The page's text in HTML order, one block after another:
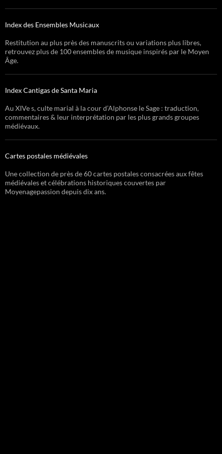
Index des Ensembles Musicaux
Restitution au plus près des manuscrits ou variations plus libres,
retrouvez plus de 100 ensembles de musique inspirés par le Moyen
Âge.
Index Cantigas de Santa Maria
Au XIVe s, culte marial à la cour d’Alphonse le Sage : traduction,
commentaires & leur interprétation par les plus grands groupes
médiévaux.
Cartes postales médiévales
Une collection de près de 60 cartes postales consacrées aux fêtes
médiévales et célébrations historiques couvertes par
Moyenagepassion depuis dix ans.